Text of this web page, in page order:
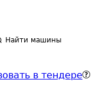
Найти машины
в тендере